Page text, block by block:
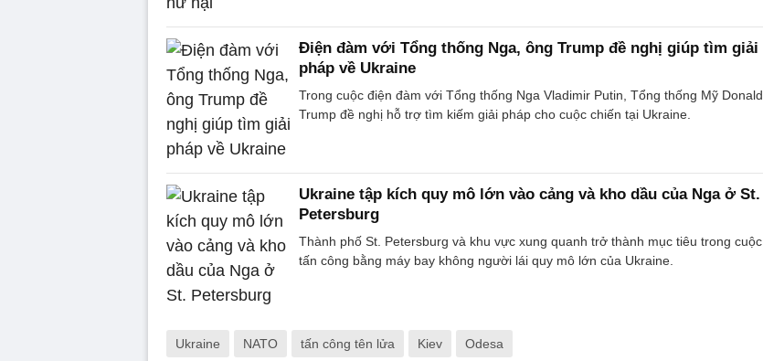
Điện đàm với Tổng thống Nga, ông Trump đề nghị giúp tìm giải
pháp về Ukraine
Trong cuộc điện đàm với Tổng thống Nga Vladimir Putin, Tổng thống Mỹ Donald
Trump đề nghị hỗ trợ tìm kiếm giải pháp cho cuộc chiến tại Ukraine.
Ukraine tập kích quy mô lớn vào cảng và kho dầu của Nga ở St.
Petersburg
Thành phố St. Petersburg và khu vực xung quanh trở thành mục tiêu trong cuộc
tấn công bằng máy bay không người lái quy mô lớn của Ukraine.
Ukraine NATO tấn công tên lửa Kiev Odesa